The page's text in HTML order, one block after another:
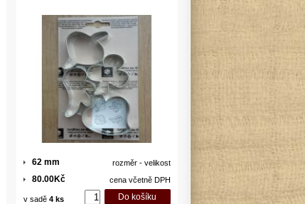
rozměr - velikost
62 mm
cena včetně DPH
80.00Kč
v sadě 4 ks